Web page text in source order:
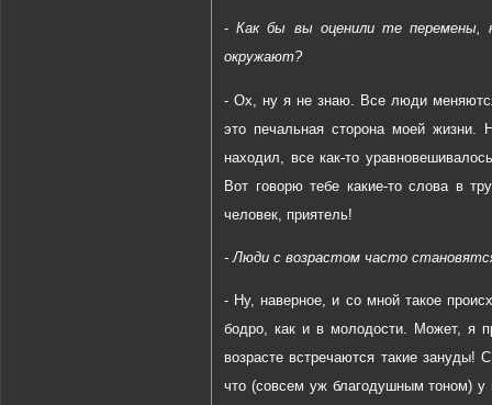
-Как бы вы оценили те перемены,
окружают?
- Ох, ну я не знаю. Все люди
это печальная сторона моей
находил, все как-то
Вот говорю тебе какие-то слова в
человек, приятель!
- Люди с возрастом часто
- Ну, наверное, и со мной такое
бодро, как и в молодости. Может, я
возрасте встречаются такие зануды!
что (совсем уж благодушным тоном) у